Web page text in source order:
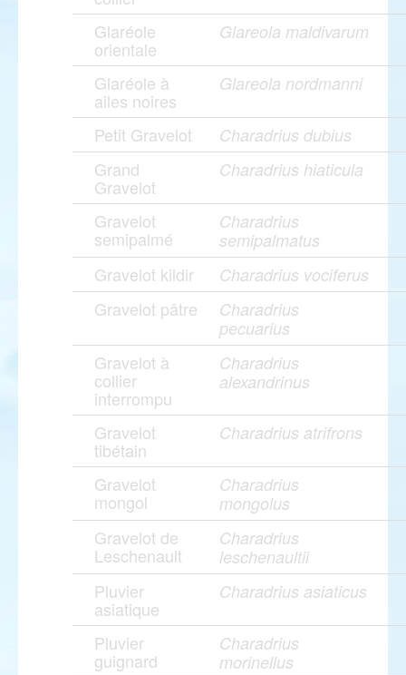
Glaréole
orientale
Glareola maldivarum
Glaréole à
ailes noires
Glareola nordmanni
Petit Gravelot Charadrius dubius
Grand
Gravelot
Charadrius hiaticula
Gravelot
semipalmé
Charadrius
semipalmatus
Gravelot kildir Charadrius vociferus
Gravelot pâtre
Charadrius
pecuarius
Gravelot à
collier
interrompu
Charadrius
alexandrinus
Gravelot
tibétain
Charadrius atrifrons
Gravelot
mongol
Charadrius
mongolus
Gravelot de
Leschenault
Charadrius
leschenaultii
Pluvier
asiatique
Charadrius asiaticus
Pluvier
guignard
Charadrius
morinellus